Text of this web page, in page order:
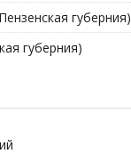
губерния)
губерния)